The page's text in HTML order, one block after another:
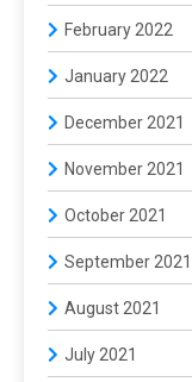
February 2022
January 2022
December 2021
November 2021
October 2021
September 2021
August 2021
July 2021